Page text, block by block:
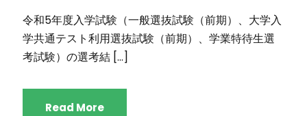
令和5年度入学試験（一般選抜試験（前期）、大学入
学共通テスト利用選抜試験（前期）、学業特待生選
考試験）の選考結 […]
Read More